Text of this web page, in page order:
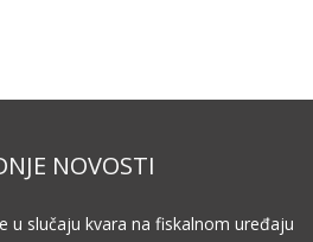
NOVOSTI
u slučaju kvara na fiskalnom uređaju